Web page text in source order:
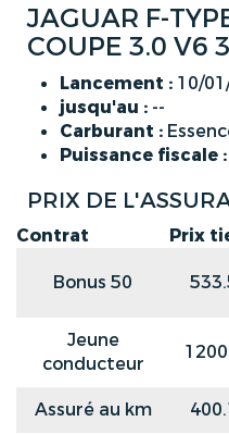
JAGUAR F-
COUPE 3.0 V6
Lancement : 10/
jusqu'au : --
Carburant :
Puissance fiscale :
PRIX DE
Contrat Prix
Bonus 50
Jeune
conducteur
Assuré au km